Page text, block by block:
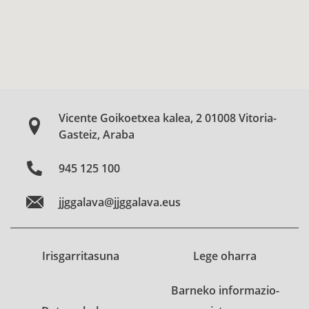
Vicente Goikoetxea kalea, 2 01008 Vitoria-
Gasteiz, Araba
945 125 100
jjggalava@jjggalava.eus
Irisgarritasuna Lege oharra
Barneko informazio-